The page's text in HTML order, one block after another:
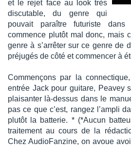
et le rejet face au look très
discu­table, du genre qui
pouvait paraître futu­riste
commence plutôt mal donc, mais
genre à s’ar­rê­ter sur ce genre de
préju­gés de côté et commen­cer à
Commençons par la
entrée Jack pour guitare, Peavey
plai­san­ter là-dessus dans le
pas ce que c’est, rangez l’am­pli
plutôt la batte­rie. * (*Aucun
trai­te­ment au cours de la
Chez Audio­Fan­zine, on avoue